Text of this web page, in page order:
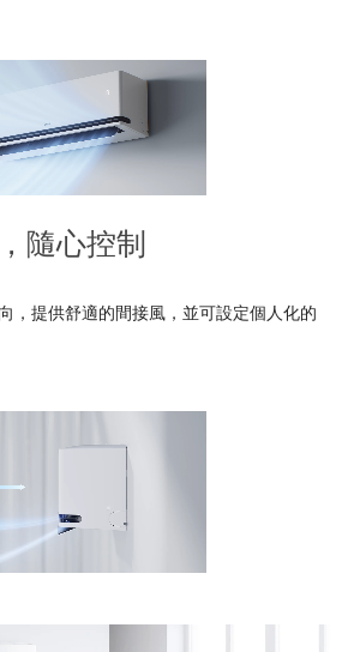
隨心控制
，提供舒適的間接風，並可設定個人化的